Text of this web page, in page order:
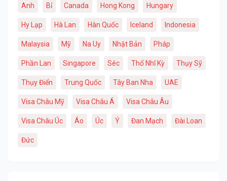
Anh Bỉ Canada Hong Kong Hungary
Hy Lạp Hà Lan Hàn Quốc Iceland Indonesia
Malaysia Mỹ Na Uy Nhật Bản Pháp
Phần Lan Singapore Séc Thổ Nhĩ Kỳ Thụy Sỹ
Thụy Điển Trung Quốc Tây Ban Nha UAE
Visa Châu Mỹ Visa Châu Á Visa Châu Âu
Visa Châu Úc Áo Úc Ý Đan Mạch Đài Loan
Đức